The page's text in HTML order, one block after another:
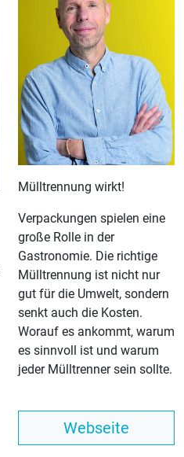
Mülltrennung wirkt!
Verpackungen spielen eine
große Rolle in der
Gastronomie. Die richtige
Mülltrennung ist nicht nur
gut für die Umwelt, sondern
senkt auch die Kosten.
Worauf es ankommt, warum
es sinnvoll ist und warum
jeder Mülltrenner sein sollte.
Webseite